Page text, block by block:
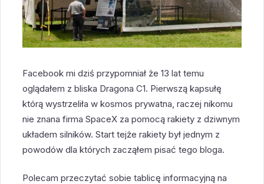
Facebook mi dziś przypomniał że 13 lat temu
oglądałem z bliska Dragona C1. Pierwszą kapsułę
którą wystrzeliła w kosmos prywatna, raczej nikomu
nie znana firma SpaceX za pomocą rakiety z dziwnym
układem silników. Start tejże rakiety był jednym z
powodów dla których zacząłem pisać tego bloga.
Polecam przeczytać sobie tablicę informacyjną na